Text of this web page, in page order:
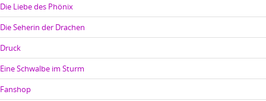
Die Liebe des Phönix
Die Seherin der Drachen
Druck
Eine Schwalbe im Sturm
Fanshop